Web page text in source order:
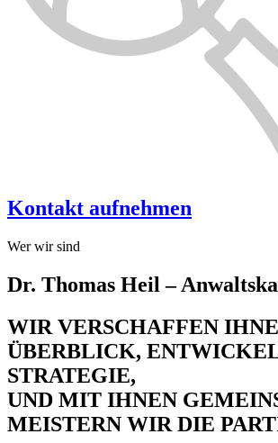
Kontakt aufnehmen
Wer wir sind
Dr. Thomas Heil –
WIR VERSCHAFFEN
ÜBERBLICK,
STRATEGIE,
UND MIT IHNEN
MEISTERN WIR DIE